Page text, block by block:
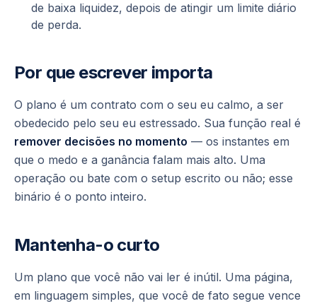
de baixa liquidez, depois de atingir um limite diário
de perda.
Por que escrever importa
O plano é um contrato com o seu eu calmo, a ser
obedecido pelo seu eu estressado. Sua função real é
remover decisões no momento — os instantes em
que o medo e a ganância falam mais alto. Uma
operação ou bate com o setup escrito ou não; esse
binário é o ponto inteiro.
Mantenha-o curto
Um plano que você não vai ler é inútil. Uma página,
em linguagem simples, que você de fato segue vence